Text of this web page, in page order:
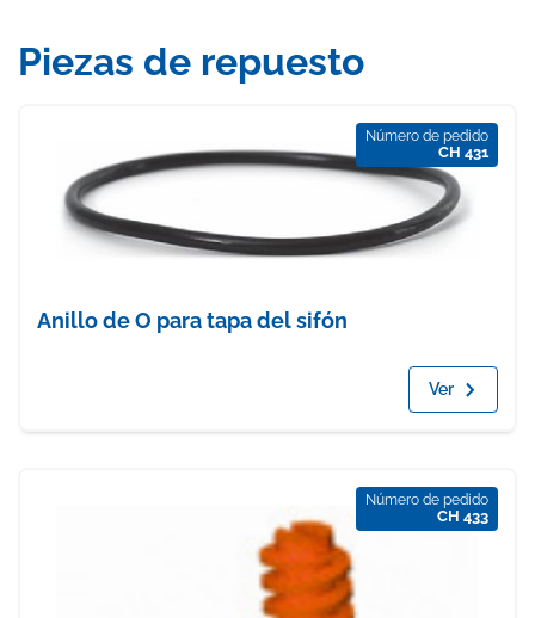
Piezas de repuesto
Número de pedido
CH 431
Anillo de O para tapa del sifón
Ver
Número de pedido
CH 433